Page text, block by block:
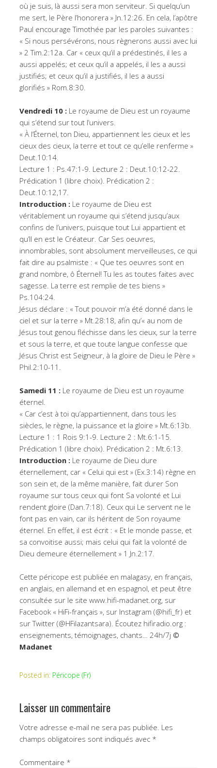
où je suis, là aussi sera mon serviteur. Si quelqu’un
me sert, le Père l’honorera » Jn.12:26. En cela, l’apôtre
Paul encourage Timothée par les paroles suivantes :
« Si nous persévérons, nous règnerons aussi avec lui
» 2 Tim.2:12a. Car « ceux qu’il a prédestinés, il les a
aussi appelés; et ceux qu’il a appelés, il les a aussi
justifiés; et ceux qu’il a justifiés, il les a aussi
glorifiés » Rom.8:30.
Vendredi 10 : Le royaume de Dieu est un royaume
qui s’étend sur tout l’univers.
« À l’Éternel, ton Dieu, appartiennent les cieux et les
cieux des cieux, la terre et tout ce qu’elle renferme »
Deut.10:14.
Lecture 1 : Ps.47:1-9. Lecture 2 : Deut.10:12-22.
Prédication 1 (libre choix). Prédication 2 :
Deut.10:12,17.
Introduction : Le royaume de Dieu est
véritablement un royaume qui s’étend jusqu’aux
confins de l’univers, puisque tout Lui appartient et
qu’Il en est le Créateur. Car Ses oeuvres,
innombrables, sont absolument merveilleuses, ce qui
fait dire au psalmiste : « Que tes oeuvres sont en
grand nombre, ô Éternel! Tu les as toutes faites avec
sagesse. La terre est remplie de tes biens »
Ps.104:24.
Jésus déclare : « Tout pouvoir m’a été donné dans le
ciel et sur la terre » Mt.28:18, afin qu’« au nom de
Jésus tout genou fléchisse dans les cieux, sur la terre
et sous la terre, et que toute langue confesse que
Jésus Christ est Seigneur, à la gloire de Dieu le Père »
Phil.2:10-11.
Samedi 11 : Le royaume de Dieu est un royaume
éternel.
« Car c’est à toi qu’appartiennent, dans tous les
siècles, le règne, la puissance et la gloire » Mt.6:13b.
Lecture 1 : 1 Rois 9:1-9. Lecture 2 : Mt.6:1-15.
Prédication 1 (libre choix). Prédication 2 : Mt.6:13.
Introduction : Le royaume de Dieu dure
éternellement, car « Celui qui est » (Ex.3:14) règne en
son sein et, de la même manière, fait durer Son
royaume sur tous ceux qui font Sa volonté et Lui
rendent gloire (Dan.7:18). Ceux qui Le servent ne le
font pas en vain, car ils héritent de Son royaume
éternel. En effet, il est écrit : « Et le monde passe, et
sa convoitise aussi; mais celui qui fait la volonté de
Dieu demeure éternellement » 1 Jn.2:17.
Cette péricope est publiée en malagasy, en français,
en anglais, en allemand et en espagnol, et peut être
consultée sur le site www.hifi-madanet.org, sur
Facebook « HiFi-français », sur Instagram (@hifi_fr) et
sur Twitter (@HFilazantsara). Écoutez hifiradio.org :
enseignements, témoignages, chants… 24h/7j ©
Madanet
Posted in: Péricope (Fr)
Laisser un commentaire
Votre adresse e-mail ne sera pas publiée. Les
champs obligatoires sont indiqués avec *
Commentaire *